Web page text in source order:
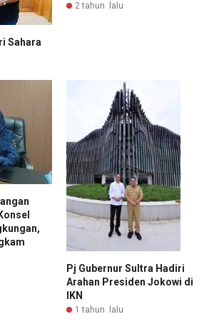
Sahara
2 tahun lalu
Pj Gubernur Sultra Hadiri
Arahan Presiden Jokowi di
IKN
1 tahun lalu